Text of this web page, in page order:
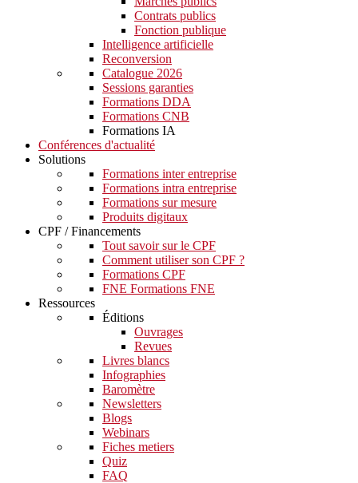
Contrats publics
Fonction publique
Intelligence artificielle
Reconversion
Catalogue 2026
Sessions garanties
Formations DDA
Formations CNB
Formations IA
Conférences d'actualité
Solutions
Formations inter entreprise
Formations intra entreprise
Formations sur mesure
Produits digitaux
CPF / Financements
Tout savoir sur le CPF
Comment utiliser son CPF ?
Formations CPF
FNE Formations FNE
Ressources
Éditions
Ouvrages
Revues
Livres blancs
Infographies
Baromètre
Newsletters
Blogs
Webinars
Fiches metiers
Quiz
FAQ